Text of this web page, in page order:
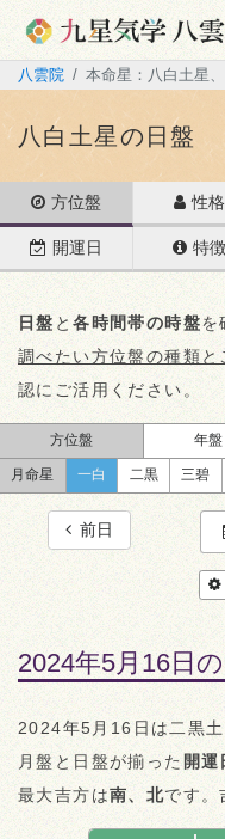
八雲院 本命星：八白土星
八白土星の日盤
方位盤 性格
開運日 特徴
日盤 と各時間帯の時盤を
調べたい方位盤の種類
認にご活用ください。
方位盤 年盤
月命星 一白 二黒 三碧
前日
2024年5月16日
2024年5月16日は二黒土
月盤と日盤が揃った 開運
最大吉方は南、北です。